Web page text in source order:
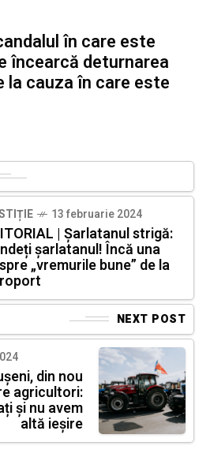
în care este
încearcă deturnarea
la cauza în care este
13 februarie 2024
| Șarlatanul strigă:
șarlatanul! Încă una
„vremurile bune” de la
NEXT POST
din nou
agricultori:
și nu avem
altă ieșire